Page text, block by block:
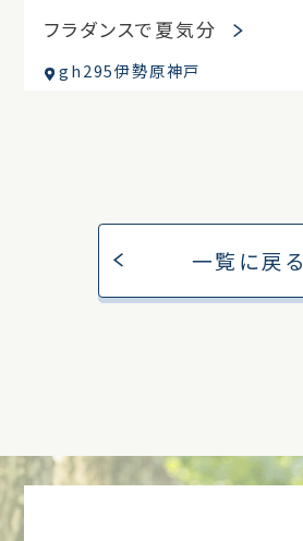
フラダンスで夏気分
gh295伊勢原神戸
一覧に戻る